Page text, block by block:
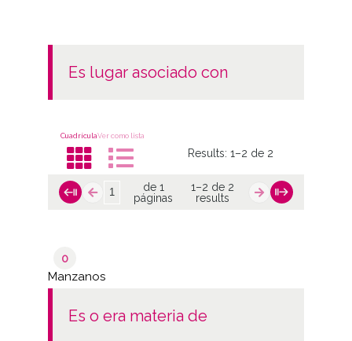
es lugar asociado con
CuadrículaVer como lista
Results:1–2 de 2
de 1
páginas
1–2 de 2
results
0
Manzanos
es o era materia de